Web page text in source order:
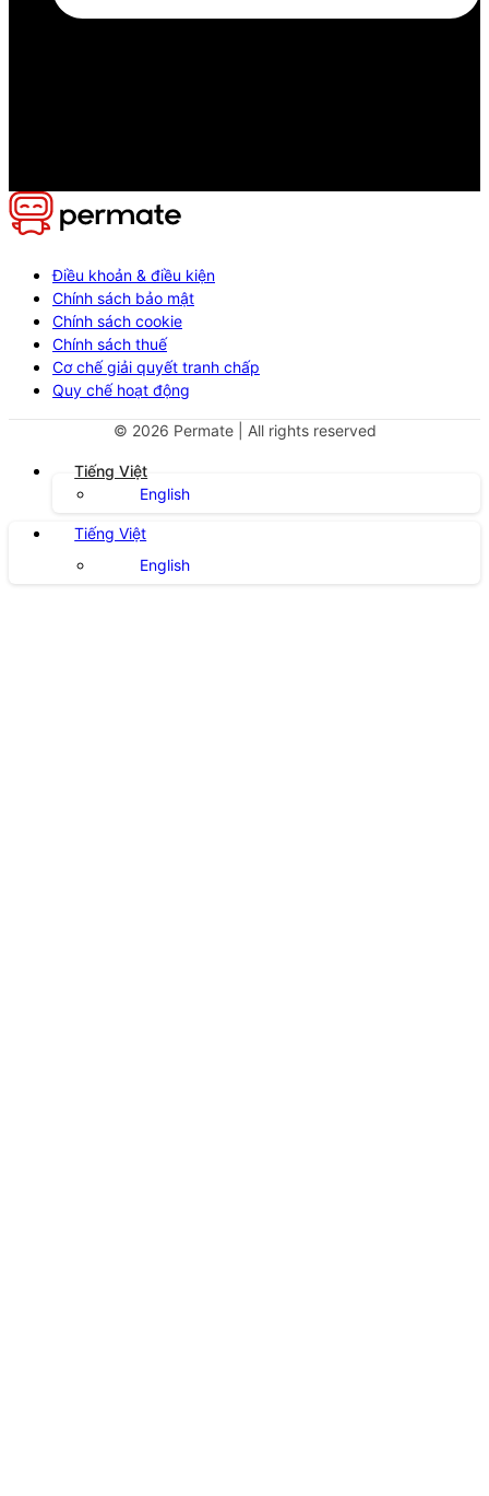
Điều khoản & điều kiện
Chính sách bảo mật
Chính sách cookie
Chính sách thuế
Cơ chế giải quyết tranh chấp
Quy chế hoạt động
© 2026 Permate | All rights reserved
Tiếng Việt
English
Tiếng Việt
English